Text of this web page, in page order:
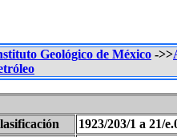
Geológico de México ->>
1923/203/1 a 21/